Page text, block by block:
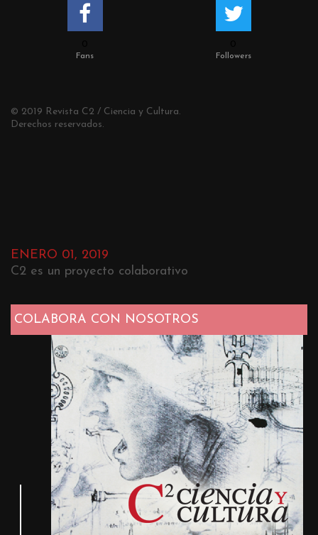
Fans Followers
© 2019 Revista C2 / Ciencia y Cultura.
Derechos reservados.
ENERO 01, 2019
C2 es un proyecto colaborativo
COLABORA CON NOSOTROS